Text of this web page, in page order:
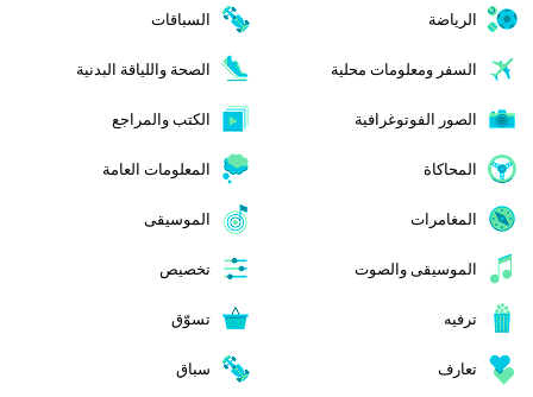
الرياضة السباقات
السفر ومعلومات محلية الصحة واللياقة البدنية
الصور الفوتوغرافية الكتب والمراجع
المحاكاة المعلومات العامة
المغامرات الموسيقى
الموسيقى والصوت تخصيص
ترفيه تسوّق
تعارف سباق